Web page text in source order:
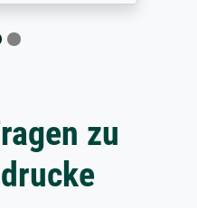
zu